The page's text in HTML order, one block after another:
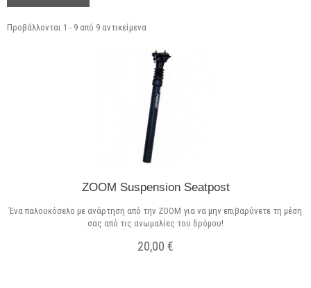
Προβάλλονται 1 - 9 από 9 αντικείμενα
ZOOM Suspension Seatpost
Ένα παλουκόσελο με ανάρτηση από την ZOOM για να μην επιβαρύνετε τη μέση
σας από τις ανωμαλίες του δρόμου!
20,00 €